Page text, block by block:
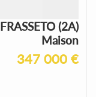
FRASSETO (2A)
Maison
347 000 €